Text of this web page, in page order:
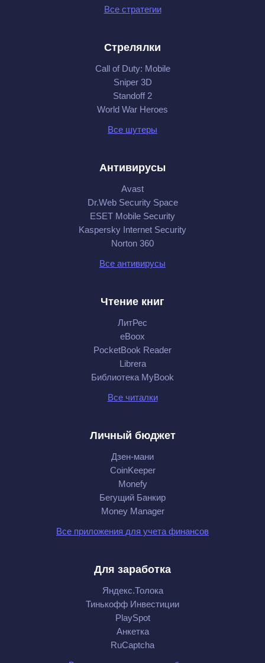
Все стратегии
Стрелялки
Call of Duty: Mobile
Sniper 3D
Standoff 2
World War Heroes
Все шутеры
Антивирусы
Avast
Dr.Web Security Space
ESET Mobile Security
Kaspersky Internet Security
Norton 360
Все антивирусы
Чтение книг
ЛитРес
eBoox
PocketBook Reader
Librera
Библиотека MyBook
Все читалки
Личный бюджет
Дзен-мани
CoinKeeper
Monefy
Бегущий Банкир
Money Manager
Все приложения для учета финансов
Для заработка
Яндекс.Толока
Тинькофф Инвестиции
PlaySpot
Анкетка
RuCaptcha